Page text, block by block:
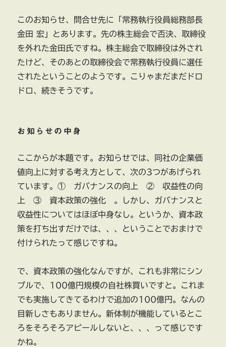
このお知らせ、問合せ先に「常務執行役員総務部長
金田 宏」とあります。先の株主総会で否決、取締役
を外れた金田氏ですね。株主総会で取締役は外され
たけど、そのあとの取締役会で常務執行役員に選任
されたということのようです。こりゃまだまだドロ
ドロ、続きそうです。
お知らせの中身
ここからが本題です。お知らせでは、同社の企業価
値向上に対する考え方として、次の3つがあげられ
ています。① ガバナンスの向上 ② 収益性の向
上 ③ 資本政策の強化 。しかし、ガバナンスと
収益性についてはほぼ中身なし。というか、資本政
策を打ち出すだけでは、、、ということでおまけで
付けられたって感じですね。
で、資本政策の強化なんですが、これも非常にシン
プルで、100億円規模の自社株買いですと。これま
でも実施してきてるわけで追加の100億円。なんの
目新しさもありません。新体制が機能しているとこ
ろをそろそろアピールしないと、、、って感じです
かね。